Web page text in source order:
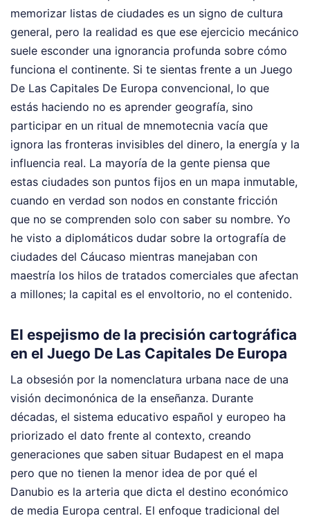
memorizar listas de ciudades es un signo de cultura
general, pero la realidad es que ese ejercicio mecánico
suele esconder una ignorancia profunda sobre cómo
funciona el continente. Si te sientas frente a un Juego
De Las Capitales De Europa convencional, lo que
estás haciendo no es aprender geografía, sino
participar en un ritual de mnemotecnia vacía que
ignora las fronteras invisibles del dinero, la energía y la
influencia real. La mayoría de la gente piensa que
estas ciudades son puntos fijos en un mapa inmutable,
cuando en verdad son nodos en constante fricción
que no se comprenden solo con saber su nombre. Yo
he visto a diplomáticos dudar sobre la ortografía de
ciudades del Cáucaso mientras manejaban con
maestría los hilos de tratados comerciales que afectan
a millones; la capital es el envoltorio, no el contenido.
El espejismo de la precisión cartográfica
en el Juego De Las Capitales De Europa
La obsesión por la nomenclatura urbana nace de una
visión decimonónica de la enseñanza. Durante
décadas, el sistema educativo español y europeo ha
priorizado el dato frente al contexto, creando
generaciones que saben situar Budapest en el mapa
pero que no tienen la menor idea de por qué el
Danubio es la arteria que dicta el destino económico
de media Europa central. El enfoque tradicional del